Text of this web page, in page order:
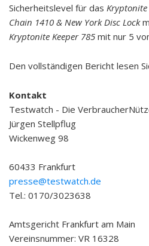
Sicherheitslevel für das
Chain 1410 & New York Disc Lock
Kryptonite Keeper 785 mit nur 5
Den vollständigen Bericht lesen
Kontakt
Testwatch - Die
Jürgen Stellpflug
Wickenweg 98
60433 Frankfurt
presse@testwatch.de
Tel.: 0170/3023638
Amtsgericht Frankfurt am Main
Vereinsnummer: VR 16328